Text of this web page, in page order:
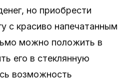
но приобрести
с красиво напечатанным
можно положить в
его в стеклянную
возможность